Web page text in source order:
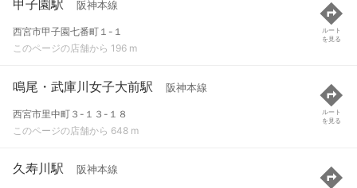
甲子園駅 阪神本線
西宮市甲子園七番町１-１
このページの店舗から 196 m
ルート
を見る
鳴尾・武庫川女子大前駅 阪神本線
西宮市里中町３-１３-１８
このページの店舗から 648 m
ルート
を見る
久寿川駅 阪神本線